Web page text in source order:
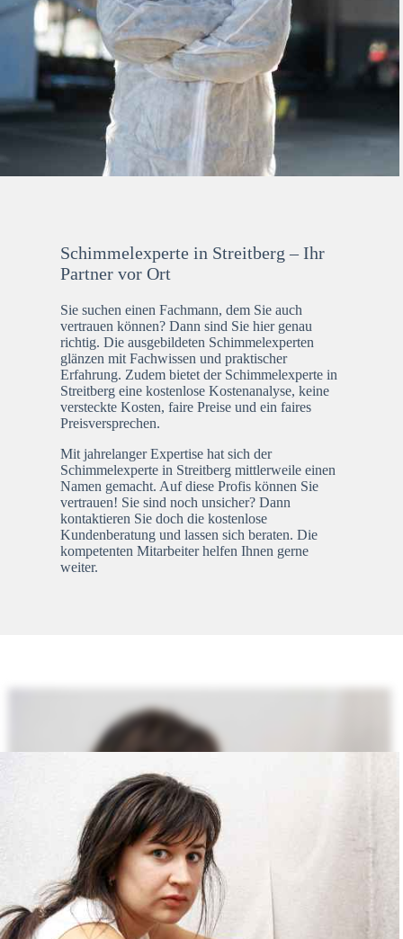
Schimmelexperte in Streitberg – Ihr
Partner vor Ort
Sie suchen einen Fachmann, dem Sie auch
vertrauen können? Dann sind Sie hier genau
richtig. Die ausgebildeten Schimmelexperten
glänzen mit Fachwissen und praktischer
Erfahrung. Zudem bietet der Schimmelexperte in
Streitberg eine kostenlose Kostenanalyse, keine
versteckte Kosten, faire Preise und ein faires
Preisversprechen.
Mit jahrelanger Expertise hat sich der
Schimmelexperte in Streitberg mittlerweile einen
Namen gemacht. Auf diese Profis können Sie
vertrauen! Sie sind noch unsicher? Dann
kontaktieren Sie doch die kostenlose
Kundenberatung und lassen sich beraten. Die
kompetenten Mitarbeiter helfen Ihnen gerne
weiter.